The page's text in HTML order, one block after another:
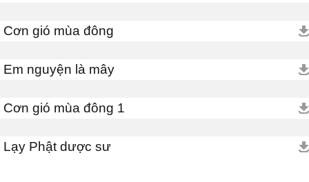
Cơn gió mùa đông
Em nguyện là mây
Cơn gió mùa đông 1
Lạy Phật dược sư